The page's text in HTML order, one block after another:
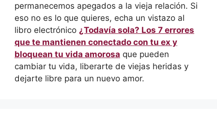
permanecemos apegados a la vieja relación. Si
eso no es lo que quieres, echa un vistazo al
libro electrónico ¿Todavía sola? Los 7 errores
que te mantienen conectado con tu ex y
bloquean tu vida amorosa que pueden
cambiar tu vida, liberarte de viejas heridas y
dejarte libre para un nuevo amor.